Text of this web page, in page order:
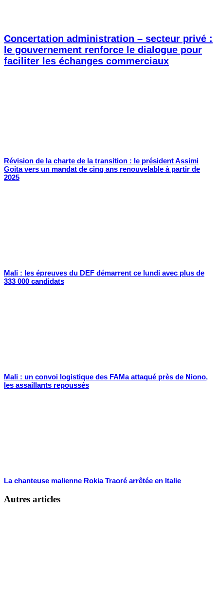
Concertation administration – secteur privé :
le gouvernement renforce le dialogue pour
faciliter les échanges commerciaux
Révision de la charte de la transition : le président Assimi
Goita vers un mandat de cinq ans renouvelable à partir de
2025
Mali : les épreuves du DEF démarrent ce lundi avec plus de
333 000 candidats
Mali : un convoi logistique des FAMa attaqué près de Niono,
les assaillants repoussés
La chanteuse malienne Rokia Traoré arrêtée en Italie
Autres articles